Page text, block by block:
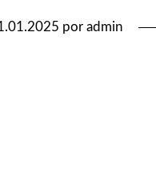
por admin